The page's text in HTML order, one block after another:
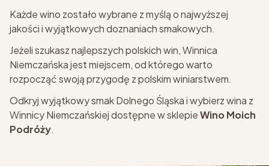
Każde wino zostało wybrane z myślą o najwyższej
jakości i wyjątkowych doznaniach smakowych.
Jeżeli szukasz najlepszych polskich win, Winnica
Niemczańska jest miejscem, od którego warto
rozpocząć swoją przygodę z polskim winiarstwem.
Odkryj wyjątkowy smak Dolnego Śląska i wybierz wina z
Winnicy Niemczańskiej dostępne w sklepieWino Moich
Podróży.